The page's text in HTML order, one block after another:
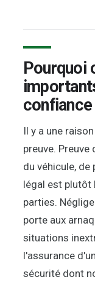
Pourquoi
Il y a une
preuve.
du véhicule, de
légal est plutôt
parties.
porte aux
situations
l'assurance
sécurité dont